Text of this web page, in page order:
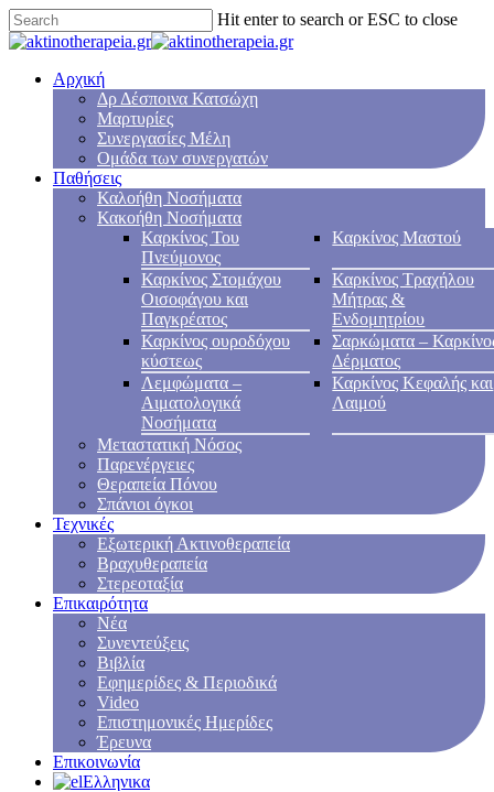
Hit enter to search or ESC to close
Αρχική
Δρ Δέσποινα Κατσώχη
Μαρτυρίες
Συνεργασίες Μέλη
Ομάδα των συνεργατών
Παθήσεις
Καλοήθη Νοσήματα
Κακοήθη Νοσήματα
Καρκίνος Του
Πνεύμονος
Καρκίνος Μαστού
Καρκίνος Στομάχου
Οισοφάγου και
Παγκρέατος
Καρκίνος Τραχήλου
Μήτρας &
Ενδομητρίου
Καρκίνος ουροδόχου
κύστεως
Σαρκώματα –
Δέρματος
Λεμφώματα –
Αιματολογικά
Νοσήματα
Καρκίνος Κεφαλής και
Λαιμού
Μεταστατική Νόσος
Παρενέργειες
Θεραπεία Πόνου
Σπάνιοι όγκοι
Τεχνικές
Εξωτερική Ακτινοθεραπεία
Βραχυθεραπεία
Στερεοταξία
Επικαιρότητα
Νέα
Συνεντεύξεις
Βιβλία
Εφημερίδες & Περιοδικά
Video
Επιστημονικές Ημερίδες
Έρευνα
Επικοινωνία
Ελληνικα